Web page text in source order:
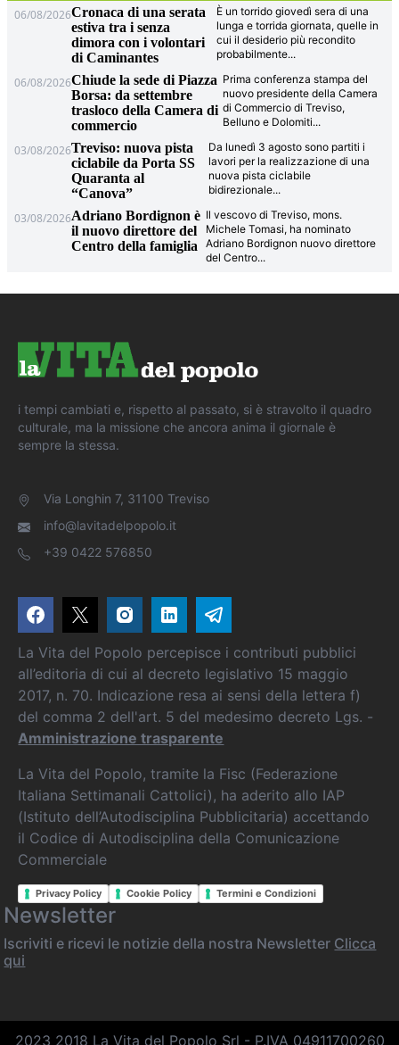
06/08/2026Cronaca di una serata
estiva tra i senza
dimora con i volontari
di Caminantes
È un torrido giovedì sera di una
lunga e torrida giornata, quelle in
cui il desiderio più recondito
probabilmente...
06/08/2026Chiude la sede di Piazza
Borsa: da settembre
trasloco della Camera di
commercio
Prima conferenza stampa del
nuovo presidente della Camera
di Commercio di Treviso,
Belluno e Dolomiti...
03/08/2026Treviso: nuova pista
ciclabile da Porta SS
Quaranta al
“Canova”
Da lunedì 3 agosto sono partiti i
lavori per la realizzazione di una
nuova pista ciclabile
bidirezionale...
03/08/2026Adriano Bordignon è
il nuovo direttore del
Centro della famiglia
Il vescovo di Treviso, mons.
Michele Tomasi, ha nominato
Adriano Bordignon nuovo direttore
del Centro...
i tempi cambiati e, rispetto al passato, si è stravolto il quadro
culturale, ma la missione che ancora anima il giornale è
sempre la stessa.
Via Longhin 7, 31100 Treviso
info@lavitadelpopolo.it
+39 0422 576850
La Vita del Popolo percepisce i contributi pubblici
all’editoria di cui al decreto legislativo 15 maggio
2017, n. 70. Indicazione resa ai sensi della lettera f)
del comma 2 dell'art. 5 del medesimo decreto Lgs. -
Amministrazione trasparente
La Vita del Popolo, tramite la Fisc (Federazione
Italiana Settimanali Cattolici), ha aderito allo IAP
(Istituto dell’Autodisciplina Pubblicitaria) accettando
il Codice di Autodisciplina della Comunicazione
Commerciale
Privacy Policy Cookie Policy Termini e Condizioni
Newsletter
Iscriviti e ricevi le notizie della nostra Newsletter Clicca
qui
2023 2018 La Vita del Popolo Srl - P.IVA 04911700260